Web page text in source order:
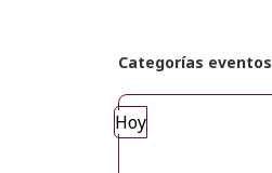
Categorías eventos
Hoy